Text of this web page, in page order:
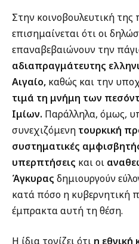
Στην κοινοβουλευτική
επισημαίνεται ότι οι
επαναβεβαιώνουν την
αδιαπραγμάτευτης
Αιγαίο, καθώς και την
τιμά τη μνήμη των
Ιμίων. Παράλληλα, όμως,
συνεχιζόμενη τουρκική
συστηματικές
υπερπτήσεις και οι
Άγκυρας δημιουργούν
κατά πόσο η κυβερνητική
έμπρακτα αυτή τη θέση.
Η ίδια τονίζει ότι η εθνική